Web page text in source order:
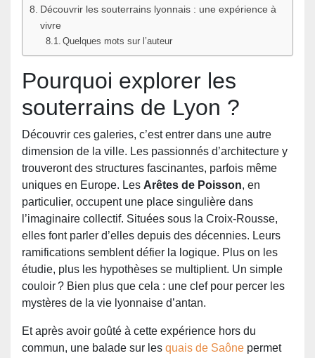
Découvrir les souterrains lyonnais : une expérience à
vivre
Quelques mots sur l’auteur
Pourquoi explorer les
souterrains de Lyon ?
Découvrir ces galeries, c’est entrer dans une autre
dimension de la ville. Les passionnés d’architecture y
trouveront des structures fascinantes, parfois même
uniques en Europe. Les Arêtes de Poisson, en
particulier, occupent une place singulière dans
l’imaginaire collectif. Situées sous la Croix-Rousse,
elles font parler d’elles depuis des décennies. Leurs
ramifications semblent défier la logique. Plus on les
étudie, plus les hypothèses se multiplient. Un simple
couloir ? Bien plus que cela : une clef pour percer les
mystères de la vie lyonnaise d’antan.
Et après avoir goûté à cette expérience hors du
commun, une balade sur les quais de Saône permet